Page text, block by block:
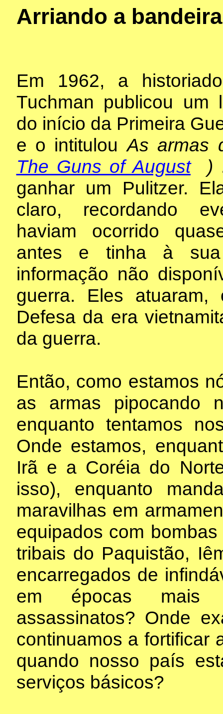
Arriando a
Em 1962, a
Tuchman publicou um
do início da Primeira
e o intitulouAs armas
The Guns of August
)
ganhar um Pulitzer.
claro, recordando
haviam ocorrido
antes e tinha à sua
informação não
guerra. Eles
Defesa da era
da guerra.
Então, como estamos
as armas pipocando
enquanto tentamos
Onde estamos,
Irã e a Coréia do
isso), enquanto
maravilhas em
equipados com
tribais do Paquistão,
encarregados de
em épocas mais
assassinatos? Onde
continuamos a fortificar
quando nosso país
serviços básicos?